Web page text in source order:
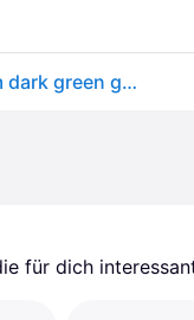
Daiwa J-Braid Expedition X8E 0,10mm 6,9Kg 300m dark green geflochtene Schnur
für dich